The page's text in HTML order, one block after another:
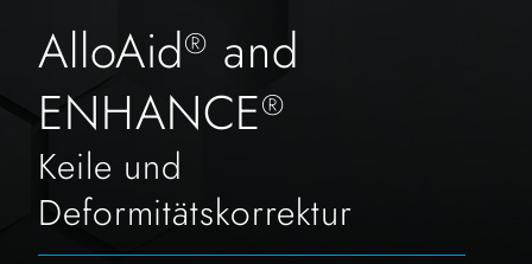
AlloAid® and
ENHANCE®
Keile und
Deformitätskorrektur